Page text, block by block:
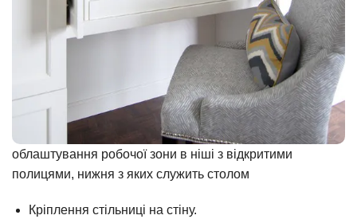
облаштування робочої зони в ніші з відкритими
полицями, нижня з яких служить столом
Кріплення стільниці на стіну.